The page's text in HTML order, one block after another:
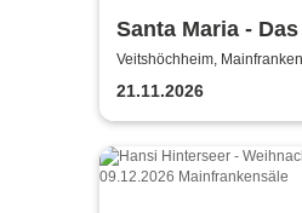
Santa Maria -
Insel wie aus
geboren
Veitshöchheim,
21.11.2026